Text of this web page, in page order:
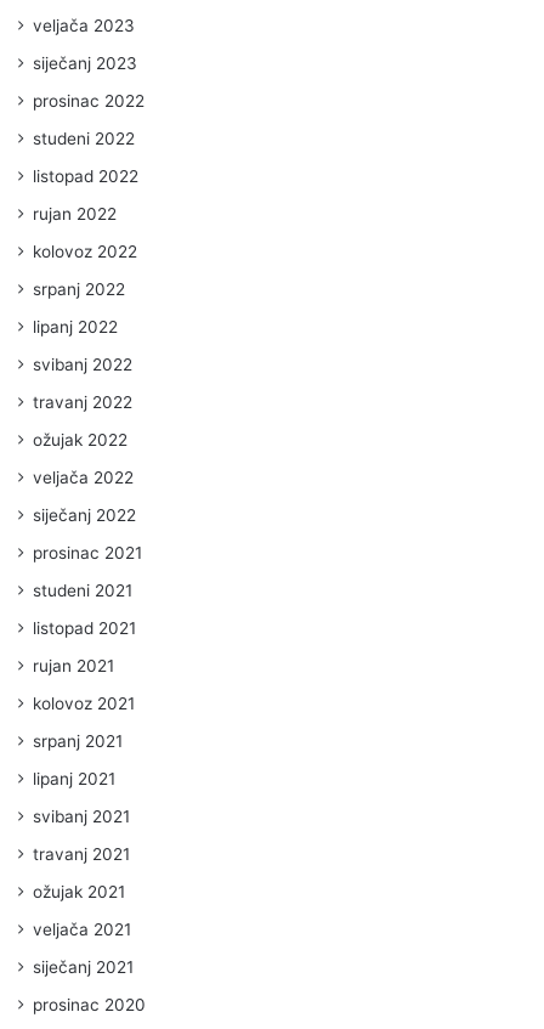
veljača 2023
siječanj 2023
prosinac 2022
studeni 2022
listopad 2022
rujan 2022
kolovoz 2022
srpanj 2022
lipanj 2022
svibanj 2022
travanj 2022
ožujak 2022
veljača 2022
siječanj 2022
prosinac 2021
studeni 2021
listopad 2021
rujan 2021
kolovoz 2021
srpanj 2021
lipanj 2021
svibanj 2021
travanj 2021
ožujak 2021
veljača 2021
siječanj 2021
prosinac 2020